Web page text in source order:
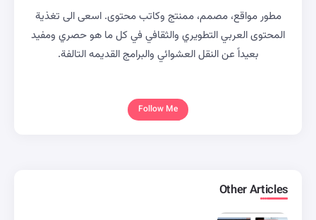
مطور مواقع، مصمم، ممنتج وكاتب محتوى. اسعى الى تغذية
المحتوى العربي التطويري والثقافي في كل ما هو حصري ومفيد
بعيداً عن النقل العشوائي والبرامج القديمه التالفة.
Follow Me
Other Articles